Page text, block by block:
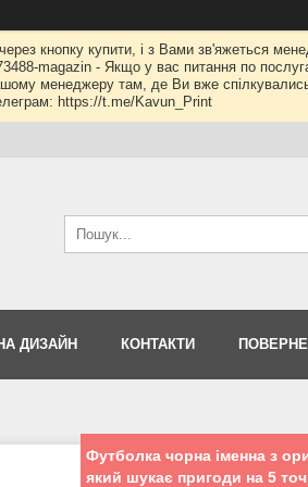
кнопку купити, і з Вами зв'яжеться
magazin - Якщо у вас питання по
менеджеру там, де Ви вже
https://t.me/Kavun_Print
ДИЗАЙН КОНТАКТИ
Футболка чорна іменна з
який шукає пригоди на 5